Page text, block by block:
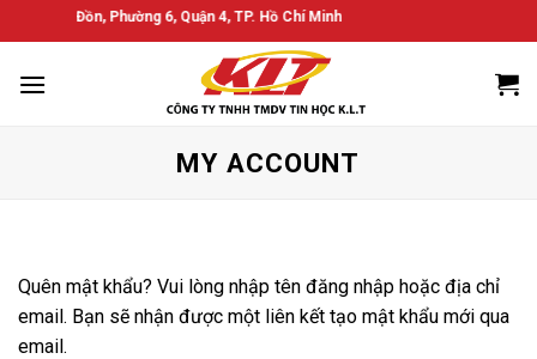
qua
nội
Bến Vân Đồn, Phường 6, Quận 4, TP. Hồ Chí Minh
MY ACCOUNT
Quên mật khẩu? Vui lòng nhập tên đăng nhập hoặc địa chỉ
email. Bạn sẽ nhận được một liên kết tạo mật khẩu mới qua
email.